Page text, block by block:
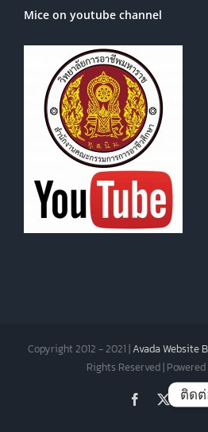
Mice on youtube channel
Copyright 2012 - 2021 |Avada Website
Rights Reserved | Powered
Facebookติดต่